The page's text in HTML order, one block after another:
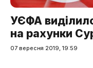
УЄФА
на рахунки
07 вересня 2019, 19:59